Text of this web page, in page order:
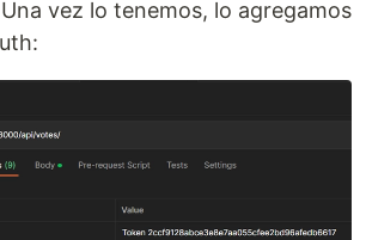
vez lo tenemos, lo agregamos